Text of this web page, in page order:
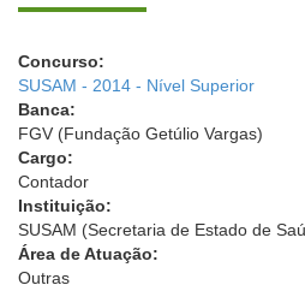
Concurso:
SUSAM - 2014 - Nível Superior
Banca:
FGV (Fundação Getúlio Vargas)
Cargo:
Contador
Instituição:
SUSAM (Secretaria de Estado de
Área de Atuação:
Outras